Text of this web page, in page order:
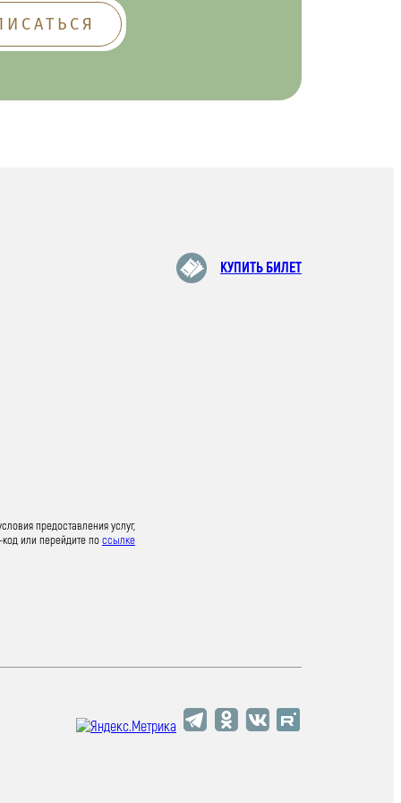
КУПИТЬ БИЛЕТ
предоставления услуг,
код или перейдите поссылке